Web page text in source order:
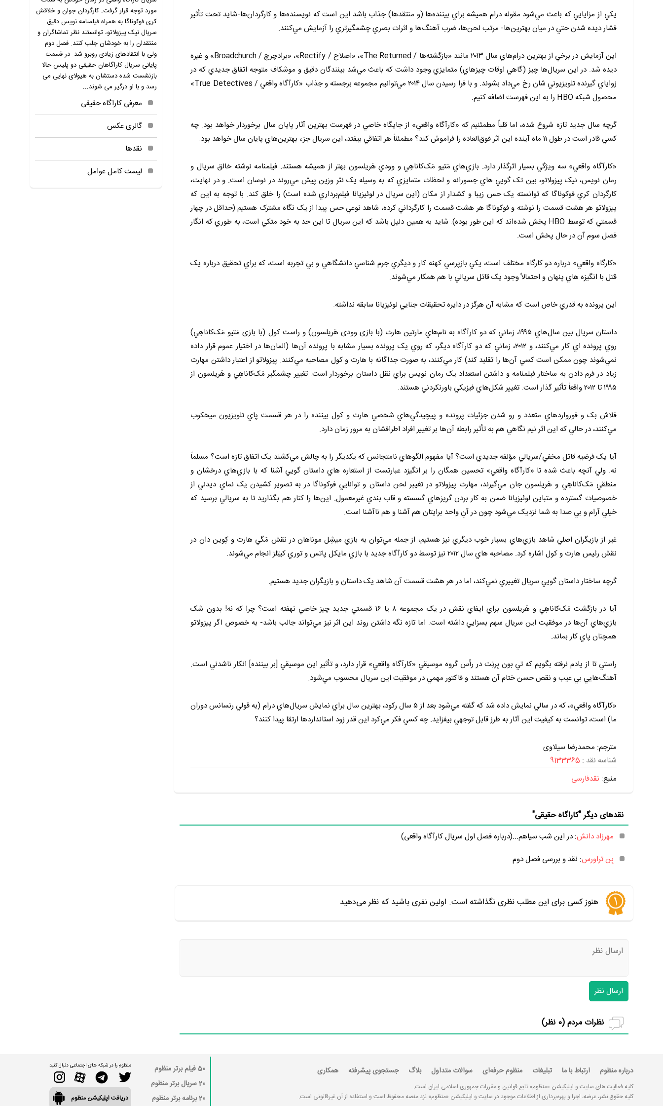
يکي از مزايايي که باعث مي‌شود مقوله درام هميشه براي بيننده‌ها (و منتقدها) جذاب باشد اين است که نويسنده‌ها و کارگردان‌ها-شايد تحت تأثير
فشار ديده شدن حتي در ميان بهترين‌ها- مرتب لحن‌ها، ضرب آهنگ‌ها و اثرات بصري چشمگيرتري را آزمايش مي‌کنند.
اين آزمايش در برخي از بهترين درام‌هاي سال ۲۰۱۳ مانند «بازگشته‌ها / The Returned»، «اصلاح / Rectify»، «برادچرچ / Broadchurch» و غيره
ديده شد. در اين سريال‌ها چيز (گاهي اوقات چيزهاي) متمايزي وجود داشت که باعث مي‌شد بينندگان دقيق و موشکاف متوجه اتفاق جديدي که در
زواياي گيرنده تلويزيوني شان رخ مي‌داد بشوند. و با فرا رسيدن سال ۲۰۱۴ مي‌توانيم مجموعه برجسته و جذاب «کارآگاه واقعي / True Detectives»
محصول شبکه HBO را به اين فهرست اضافه کنيم.
گرچه سال جديد تازه شروع شده، اما قلباً مطمئنيم که «کارآگاه واقعي» از جايگاه خاصي در فهرست بهترين آثار پايان سال برخوردار خواهد بود. چه
کسي قادر است در طول ۱۱ ماه آينده اين اثر فوق‌العاده را فراموش کند؟ مطمئناً هر اتفاقي بيفتد، اين سريال جزء بهترين‌هاي پايان سال خواهد بود.
«کارآگاه واقعي» سه ويژگي بسيار اثرگذار دارد. بازي‌هاي مَتيو مَک‌کاناهِي و وودي هَریلسون بهتر از هميشه هستند. فيلمنامه نوشته خالق سريال و
رمان نويس، نيک پيزولاتو، بين تک گويي هاي جسورانه و لحظات متمايزي که به وسيله يک نثر وزين پيش مي‌روند در نوسان است. و در نهايت،
کارگردان کري فوکوناگا که توانسته يک حس زيبا و کشدار از مکان (اين سريال در لوئيزيانا فيلم‌برداري شده است) را خلق کند. با توجه به اين که
پيزولاتو هر هشت قسمت را نوشته و فوکوناگا هر هشت قسمت را کارگرداني کرده، شاهد نوعي حس پيدا از يک نگاه مشترک هستيم (حداقل در چهار
قسمتي که توسط HBO پخش شده‌اند که اين طور بوده). شايد به همين دليل باشد که اين سريال تا اين حد به خود متکي است، به طوري که انگار
فصل سوم آن در حال پخش است.
«کارگاه واقعي» درباره دو کارگاه مختلف است، يکي بازپرسي کهنه کار و ديگري جرم شناسي دانشگاهي و بي تجربه است، که براي تحقيق درباره يک
قتل با انگيزه هاي پنهان و احتمالاً وجود يک قاتل سريالي با هم همکار مي‌شوند.
اين پرونده به قدري خاص است که مشابه آن هرگز در دايره تحقيقات جنايي لوئيزيانا سابقه نداشته.
داستان سريال بين سال‌هاي ۱۹۹۵، زماني که دو کارآگاه به نام‌هاي مارتين هارت (با بازی وودی هَریلسون) و راست کول (با بازی مَتیو مَک‌کاناهِي)
روي پرونده اي کار مي‌کنند، و ۲۰۱۲، زماني که دو کارآگاه ديگر، که روي يک پرونده بسيار مشابه با پرونده آن‌ها (المان‌ها در اختيار عموم قرار داده
نمي‌شوند چون ممکن است کسي آن‌ها را تقليد کند) کار مي‌کنند، به صورت جداگانه با هارت و کول مصاحبه مي‌کنند. پيزولاتو از اعتبار داشتن مهارت
زياد در فرم دادن به ساختار فيلمنامه و داشتن استعداد يک رمان نويس براي نقل داستان برخوردار است. تغيير چشمگير مَک‌کاناهِي و هَریلسون از
۱۹۹۵ تا ۲۰۱۲ واقعاً تأثير گذار است. تغيير شکل‌هاي فيزيکي باورنکردني هستند.
فلاش بک و فورواردهاي متعدد و رو شدن جزئيات پرونده و پيچيدگي‌هاي شخصي هارت و کول بيننده را در هر قسمت پاي تلويزيون ميخکوب
مي‌کنند، در حالي که اين اثر نيم نگاهي هم به تأثير رابطه آن‌ها بر تغيير افراد اطرافشان به مرور زمان دارد.
آيا يک فرضيه قاتل مخفي/سريالي مؤلفه جديدي است؟ آيا مفهوم الگوهاي نامتجانس که يکديگر را به چالش مي‌کشند يک اتفاق تازه است؟ مسلماً
نه. ولي آنچه باعث شده تا «کارآگاه واقعي» تحسين همگان را بر انگيزد عبارتست از استعاره هاي داستان گويي آشنا که با بازي‌هاي درخشان و
منطقي مَک‌کاناهِي و هَریلسون جان مي‌گيرند، مهارت پيزولاتو در تغيير لحن داستان و توانايي فوکوناگا در به تصوير کشيدن يک نماي ديدني از
خصوصيات گسترده و متباين لوئيزيانا ضمن به کار بردن گريزهاي گسسته و قاب بندي غيرمعمول. اين‌ها را کنار هم بگذاريد تا به سريالي برسيد که
خيلي آرام و بي صدا به شما نزديک مي‌شود چون در آنِ واحد برايتان هم آشنا و هم ناآشنا است.
غير از بازيگران اصلي شاهد بازي‌هاي بسيار خوب ديگري نيز هستيم، از جمله مي‌توان به بازي ميشِل موناهان در نقش مَگي هارت و کِوين دان در
نقش رئيس هارت و کول اشاره کرد. مصاحبه هاي سال ۲۰۱۲ نيز توسط دو کارآگاه جديد با بازي مايکل پاتس و توري کيتِلز انجام مي‌شوند.
گرچه ساختار داستان گويي سريال تغييري نمي‌کند، اما در هر هشت قسمت آن شاهد يک داستان و بازيگران جديد هستيم.
آيا در بازگشت مَک‌کاناهِي و هَریلسون براي ايفاي نقش در يک مجموعه ۸ يا ۱۶ قسمتي جديد چيز خاصي نهفته است؟ چرا که نه! بدون شک
بازي‌هاي آن‌ها در موفقيت اين سريال سهم بسزايي داشته است. اما تازه نگه داشتن روند اين اثر نيز مي‌تواند جالب باشد- به خصوص اگر پيزولاتو
همچنان پاي کار بماند.
راستي تا از يادم نرفته بگويم که تي بون بِرنِت در رأس گروه موسيقي «کارآگاه واقعي» قرار دارد، و تأثير اين موسيقي [بر بيننده] انکار ناشدني است.
آهنگ‌هايي بي عيب و نقص حسن ختام آن هستند و فاکتور مهمي در موفقيت اين سريال محسوب مي‌شود.
«کارآگاه واقعي»، که در سالي نمايش داده شد که گفته مي‌شود بعد از ۵ سال رکود، بهترين سال براي نمايش سريال‌هاي درام (به قولي رنسانس دوران
ما) است، توانست به کيفيت اين آثار به طرز قابل توجهي بيفزايد. چه کسي فکر مي‌کرد اين قدر زود استانداردها ارتقا پيدا کنند؟
مترجم: محمدرضا سیلاوی
شناسه نقد : 9133365
منبع: نقدفارسی
نقدهای دیگر "کاراگاه حقیقی"
مهرزاد دانش: در این شب سیاهم...(درباره فصل اول سریال کارآگاه واقعی)
بِن تراورس: نقد و بررسی فصل دوم
هنوز کسی برای این مطلب نظری نگذاشته است. اولین نفری باشید که نظر می‌دهید
ارسال نظر
نظرات مردم (0 نظر)
مورد توجه قرار گرفت. کارگردان جوان و خلاقش
کری فوکوناگا به همراه فیلمنامه نویس دقیق
سریال نیک پیزولاتو، توانستند نظر تماشاگران و
منتقدان را به خودشان جلب کنند. فصل دوم
ولی با انتقادهای زیادی روبرو شد. در قسمت
پایانی سریال کاراگاهان حقیقی دو پلیس حالا
بازنشست شده دستشان به هیولای نهایی می
رسد و با او درگیر می شوند...
معرفی کاراگاه حقیقی
گالری عکس
نقدها
لیست کامل عوامل
درباره منظوم ارتباط با ما تبلیغات منظوم حرفه‌ای سوالات متداول بلاگ جستجوی پیشرفته همکاری
کلیه فعالیت های سایت و اپلیکیشن «منظوم» تابع قوانین و مقررات جمهوری اسلامی ایران است.
کلیه حقوق نشر، عرضه، اجرا و بهره‌برداری از اطلاعات موجود در سایت و اپلیکیشن «منظوم» نزد منصه محفوظ است و استفاده از آن غیرقانونی است.
50 فیلم برتر منظوم
20 سریال برتر منظوم
20 برنامه برتر منظوم
منظوم را در شبکه های اجتماعی دنبال کنید
دریافت اپلیکیشن منظوم